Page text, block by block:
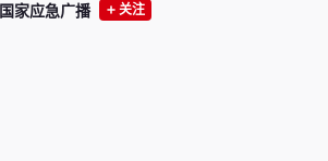
国家应急广播 关注